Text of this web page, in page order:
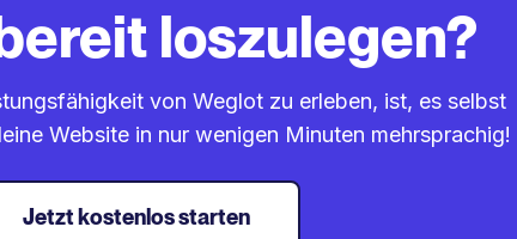
loszulegen?
von Weglot zu erleben, ist, es selbst
Website in nur wenigen Minuten mehrsprachig!
Jetzt kostenlos starten